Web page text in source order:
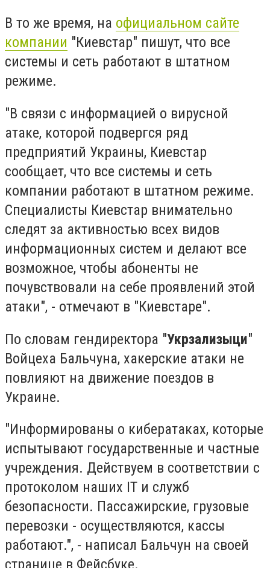
В то же время, на официальном сайте
компании "Киевстар" пишут, что все
системы и сеть работают в штатном
режиме.
"В связи с информацией о вирусной
атаке, которой подвергся ряд
предприятий Украины, Киевстар
сообщает, что все системы и сеть
компании работают в штатном режиме.
Специалисты Киевстар внимательно
следят за активностью всех видов
информационных систем и делают все
возможное, чтобы абоненты не
почувствовали на себе проявлений этой
атаки", - отмечают в "Киевстаре".
По словам гендиректора "Укрзализыци"
Войцеха Бальчуна, хакерские атаки не
повлияют на движение поездов в
Украине.
"Информированы о кибератаках, которые
испытывают государственные и частные
учреждения. Действуем в соответствии с
протоколом наших IT и служб
безопасности. Пассажирские, грузовые
перевозки - осуществляются, кассы
работают.", - написал Бальчун на своей
странице в Фейсбуке.